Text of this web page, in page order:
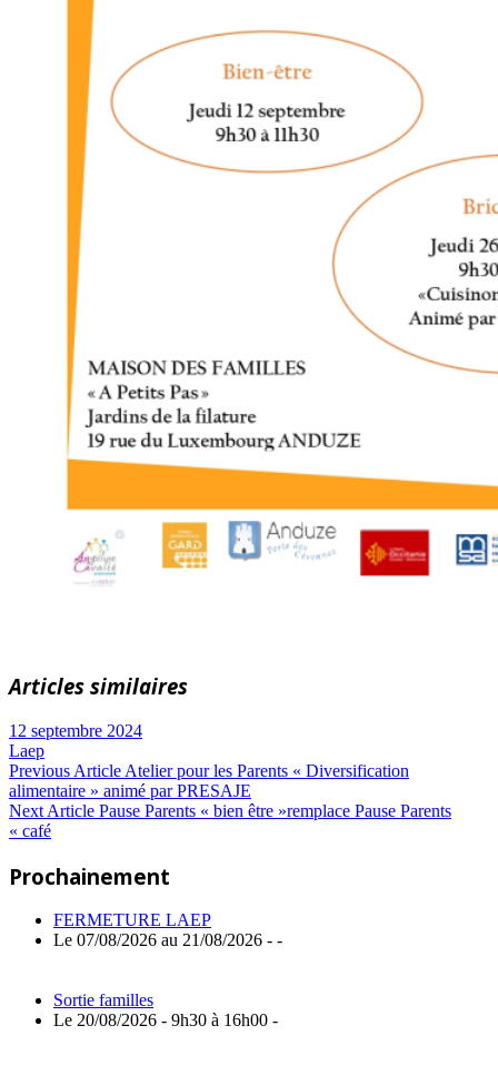
Articles similaires
12 septembre 2024
Laep
Navigation
de
l’article
Previous ArticlePrevious
Post:
Atelier pour les Parents « Diversification
alimentaire » animé par PRESAJE
Next ArticleNext
Pause Parents « bien être »remplace Pause Parents
« café
Prochainement
FERMETURE LAEP
Le 07/08/2026 au 21/08/2026 - -
Sortie familles
Le 20/08/2026 - 9h30 à 16h00 -